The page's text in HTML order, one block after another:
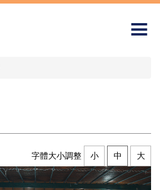
字體大小調整 小 中 大